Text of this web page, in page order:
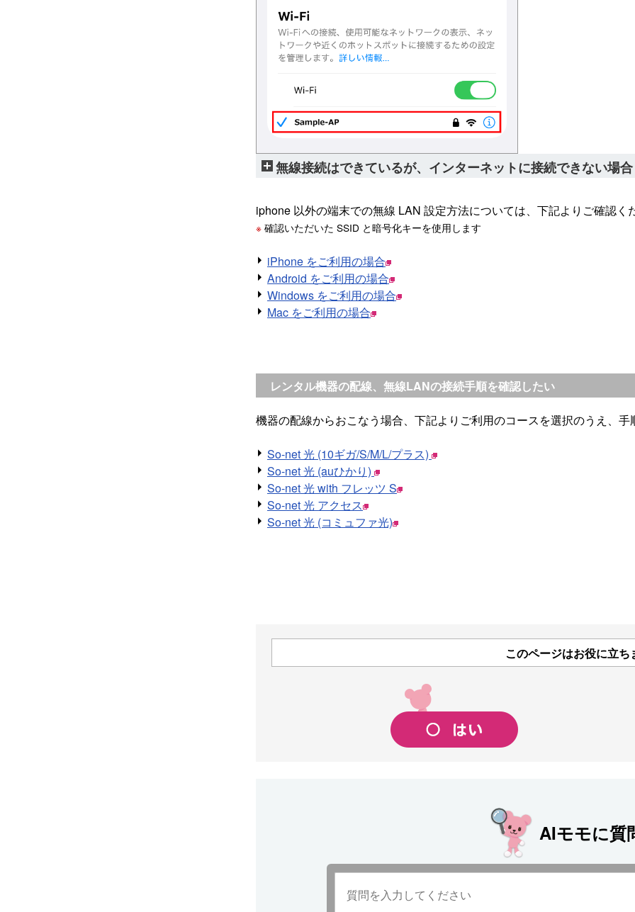
無線接続はできているが、インターネットに接続できない場合
iphone 以外の端末での無線 LAN 設定方法については、下記よりご確認く
※ 確認いただいた SSID と暗号化キーを使用します
iPhone をご利用の場合
Android をご利用の場合
Windows をご利用の場合
Mac をご利用の場合
レンタル機器の配線、無線LANの接続手順を確認したい
機器の配線からおこなう場合、下記よりご利用のコースを選択のうえ、
So-net 光 (10ギガ/S/M/L/プラス)
So-net 光 (auひかり)
So-net 光 with フレッツ S
So-net 光 アクセス
So-net 光 (コミュファ光)
このページはお役に立ち
AIモモに質